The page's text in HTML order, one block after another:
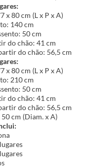
x 80 cm (L x P x A)
140 cm
50 cm
do chão: 41 cm
do chão: 56,5 cm
x 80 cm (L x P x A)
210 cm
50 cm
do chão: 41 cm
do chão: 56,5 cm
cm (Diam. x A)